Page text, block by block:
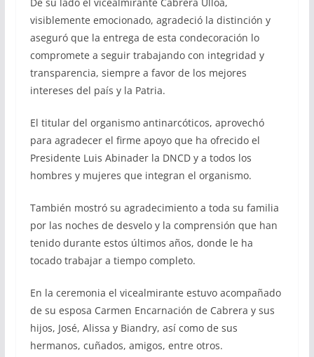
visiblemente emocionado, agradeció la distinción y
aseguró que la entrega de esta condecoración lo
compromete a seguir trabajando con integridad y
transparencia, siempre a favor de los mejores
intereses del país y la Patria.
El titular del organismo antinarcóticos, aprovechó
para agradecer el firme apoyo que ha ofrecido el
Presidente Luis Abinader la DNCD y a todos los
hombres y mujeres que integran el organismo.
También mostró su agradecimiento a toda su familia
por las noches de desvelo y la comprensión que han
tenido durante estos últimos años, donde le ha
tocado trabajar a tiempo completo.
En la ceremonia el vicealmirante estuvo acompañado
de su esposa Carmen Encarnación de Cabrera y sus
hijos, José, Alissa y Biandry, así como de sus
hermanos, cuñados, amigos, entre otros.